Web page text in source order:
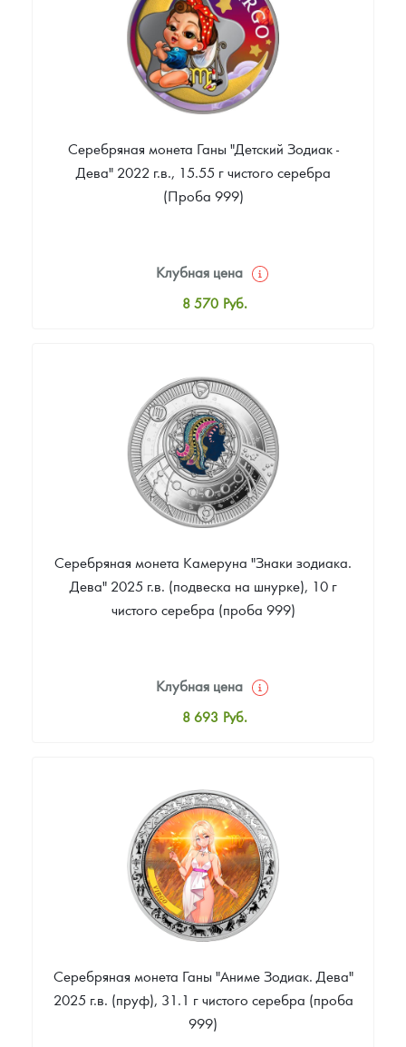
Серебряная монета Ганы "Детский Зодиак -
Дева" 2022 г.в., 15.55 г чистого серебра
(Проба 999)
Клубная цена
8 570 Руб.
Цена выкупа
Звоните
Серебряная монета Камеруна "Знаки зодиака.
Дева" 2025 г.в. (подвеска на шнурке), 10 г
чистого серебра (проба 999)
Клубная цена
8 693 Руб.
Цена выкупа
Звоните
Серебряная монета Ганы "Аниме Зодиак. Дева"
2025 г.в. (пруф), 31.1 г чистого серебра (проба
999)